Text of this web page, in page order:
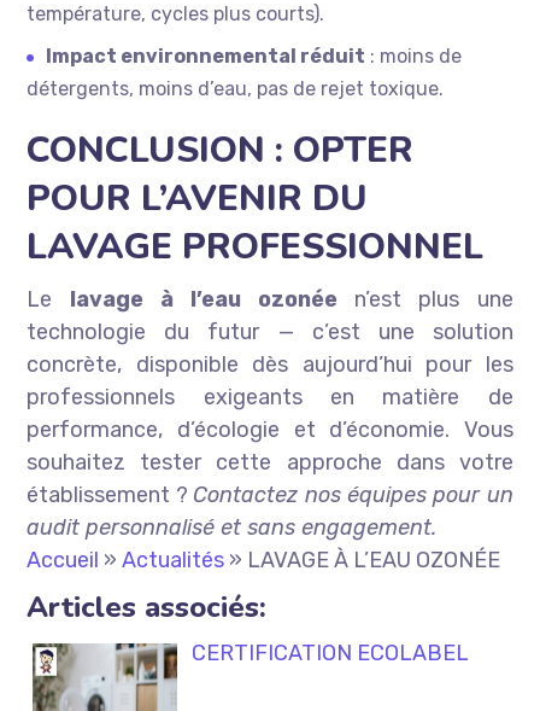
température, cycles plus courts).
Impact environnemental réduit : moins de
détergents, moins d’eau, pas de rejet toxique.
CONCLUSION : OPTER
POUR L’AVENIR DU
LAVAGE PROFESSIONNEL
Le lavage à l’eau ozonée n’est plus une
technologie du futur — c’est une solution
concrète, disponible dès aujourd’hui pour les
professionnels exigeants en matière de
performance, d’écologie et d’économie. Vous
souhaitez tester cette approche dans votre
établissement ? Contactez nos équipes pour un
audit personnalisé et sans engagement.
Accueil »Actualités » LAVAGE À L’EAU OZONÉE
Articles associés:
CERTIFICATION ECOLABEL